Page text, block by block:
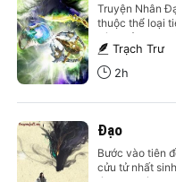
Truyện Nhân
thuộc thể loại
Bàn Cổ khai
trong thế gian
vạn vật. Lúc…
Trạch Trư
2h
Đạo
Bước vào tiên
cửu tử nhất